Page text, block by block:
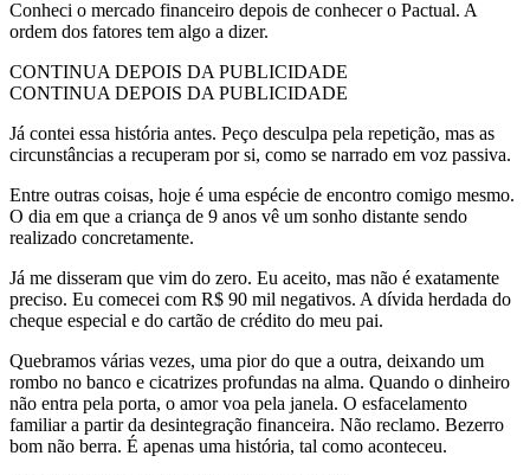
Conheci o mercado financeiro depois de conhecer o Pactual. A
ordem dos fatores tem algo a dizer.
CONTINUA DEPOIS DA PUBLICIDADE
CONTINUA DEPOIS DA PUBLICIDADE
Já contei essa história antes. Peço desculpa pela repetição, mas as
circunstâncias a recuperam por si, como se narrado em voz passiva.
Entre outras coisas, hoje é uma espécie de encontro comigo mesmo.
O dia em que a criança de 9 anos vê um sonho distante sendo
realizado concretamente.
Já me disseram que vim do zero. Eu aceito, mas não é exatamente
preciso. Eu comecei com R$ 90 mil negativos. A dívida herdada do
cheque especial e do cartão de crédito do meu pai.
Quebramos várias vezes, uma pior do que a outra, deixando um
rombo no banco e cicatrizes profundas na alma. Quando o dinheiro
não entra pela porta, o amor voa pela janela. O esfacelamento
familiar a partir da desintegração financeira. Não reclamo. Bezerro
bom não berra. É apenas uma história, tal como aconteceu.